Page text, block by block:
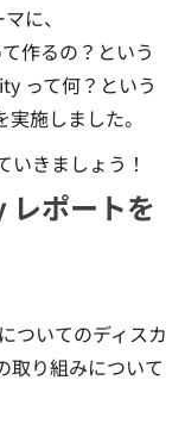
に、
作るの？という
って何？という
施しました。
きましょう！
ポートを
ついてのディスカ
取り組みについて